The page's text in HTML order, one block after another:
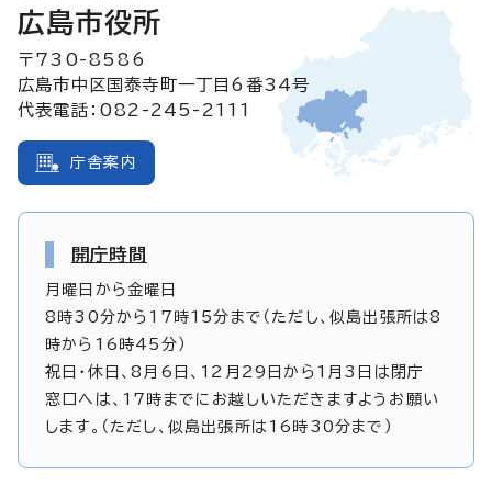
広島市役所
〒730-8586
広島市中区国泰寺町一丁目6番34号
代表電話：082-245-2111
庁舎案内
開庁時間
月曜日から金曜日
8時30分から17時15分まで（ただし、似島出張所は8
時から16時45分）
祝日・休日、8月6日、12月29日から1月3日は閉庁
窓口へは、17時までにお越しいただきますようお願い
します。（ただし、似島出張所は16時30分まで）